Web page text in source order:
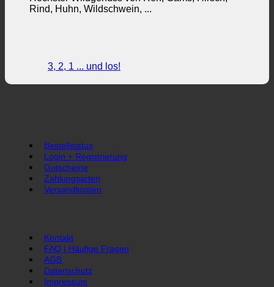
Rind, Huhn, Wildschwein, ...
3, 2, 1 ... und los!
Bestellstatus
Login + Registrierung
Gutscheine
Zahlungsarten
Versandkosten
Kontakt
FAQ | Häufige Fragen
AGB
Datenschutz
Impressum